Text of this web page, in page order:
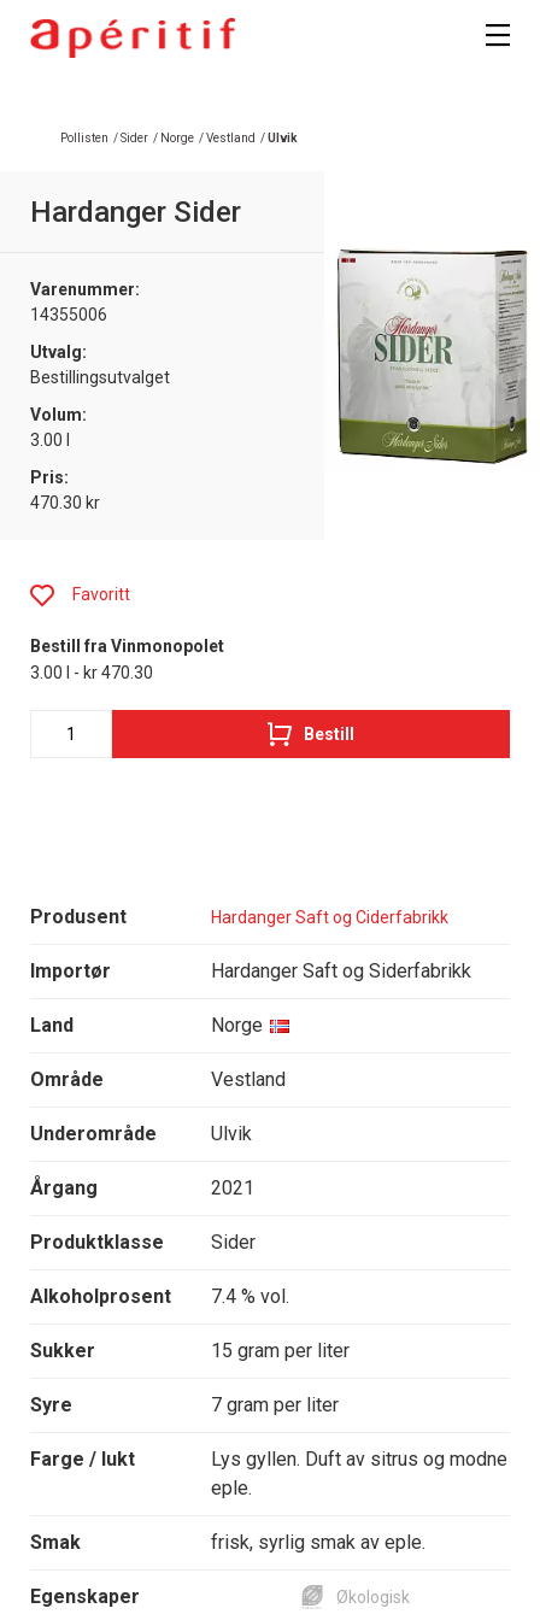
Pollisten /Sider / Norge /Vestland /Ulvik
Hardanger Sider
Varenummer:
14355006
Utvalg:
Bestillingsutvalget
Volum:
3.00 l
Pris:
470.30 kr
Produsent Hardanger Saft og Ciderfabrikk
Importør Hardanger Saft og Siderfabrikk
Land Norge
Område Vestland
Underområde Ulvik
Årgang 2021
Produktklasse Sider
Alkoholprosent 7.4 % vol.
Sukker 15 gram per liter
Syre 7 gram per liter
Farge / lukt
Lys gyllen. Duft av sitrus og modne
eple.
Smak frisk, syrlig smak av eple.
Egenskaper Økologisk
Favoritt
Bestill fra Vinmonopolet
3.00 l - kr 470.30
Bestill